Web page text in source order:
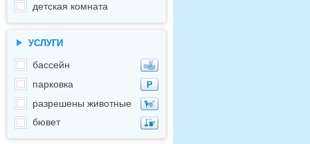
детская комната
УСЛУГИ
бассейн
парковка
разрешены животные
бювет